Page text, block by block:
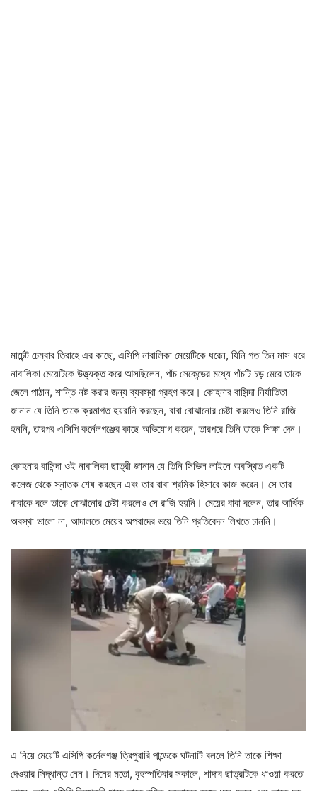
মার্চেন্ট চেম্বার তিরাহে এর কাছে, এসিপি নাবালিকা মেয়েটিকে ধরেন, যিনি গত তিন মাস ধরে
নাবালিকা মেয়েটিকে উত্ত্যক্ত করে আসছিলেন, পাঁচ সেকেন্ডের মধ্যে পাঁচটি চড় মেরে তাকে
জেলে পাঠান, শান্তি নষ্ট করার জন্য ব্যবস্থা গ্রহণ করে। কোহনার বাসিন্দা নির্যাতিতা
জানান যে তিনি তাকে ক্রমাগত হয়রানি করছেন, বাবা বোঝানোর চেষ্টা করলেও তিনি রাজি
হননি, তারপর এসিপি কর্নেলগঞ্জের কাছে অভিযোগ করেন, তারপরে তিনি তাকে শিক্ষা দেন।
কোহনার বাসিন্দা ওই নাবালিকা ছাত্রী জানান যে তিনি সিভিল লাইনে অবস্থিত একটি
কলেজ থেকে স্নাতক শেষ করছেন এবং তার বাবা শ্রমিক হিসাবে কাজ করেন। সে তার
বাবাকে বলে তাকে বোঝানোর চেষ্টা করলেও সে রাজি হয়নি। মেয়ের বাবা বলেন, তার আর্থিক
অবস্থা ভালো না, আদালতে মেয়ের অপবাদের ভয়ে তিনি প্রতিবেদন লিখতে চাননি।
এ নিয়ে মেয়েটি এসিপি কর্নেলগঞ্জ ত্রিপুরারি পান্ডেকে ঘটনাটি বললে তিনি তাকে শিক্ষা
দেওয়ার সিদ্ধান্ত নেন। দিনের মতো, বৃহস্পতিবার সকালে, শাদাব ছাত্রটিকে ধাওয়া করতে